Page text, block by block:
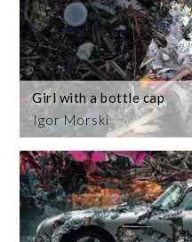
Igor Morski
Girl with a bottle cap